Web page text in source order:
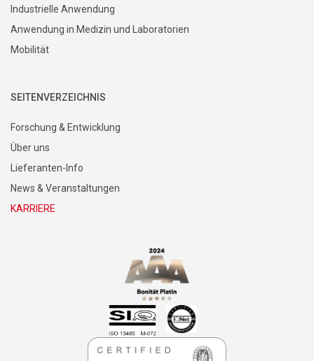
Industrielle Anwendung
Anwendung in Medizin und Laboratorien
Mobilität
SEITENVERZEICHNIS
Forschung & Entwicklung
Über uns
Lieferanten-Info
News & Veranstaltungen
KARRIERE